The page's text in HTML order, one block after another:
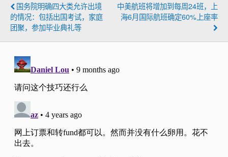
国务院明确四大类允许出境
的情况：包括出国考试，家庭
团聚，参加毕业典礼等
中美航班将增加到每周24班，上
海6月国际航班确定60%上座率